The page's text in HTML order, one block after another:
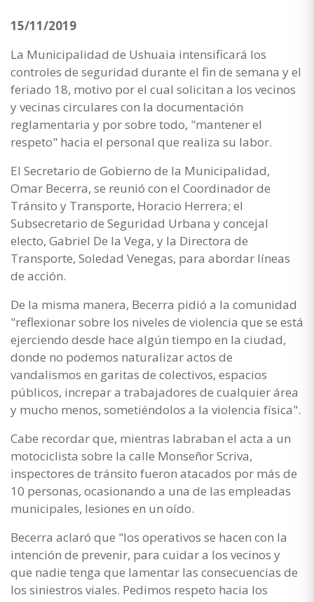
15/11/2019
La Municipalidad de Ushuaia intensificará los
controles de seguridad durante el fin de semana y el
feriado 18, motivo por el cual solicitan a los vecinos
y vecinas circulares con la documentación
reglamentaria y por sobre todo, "mantener el
respeto" hacia el personal que realiza su labor.
El Secretario de Gobierno de la Municipalidad,
Omar Becerra, se reunió con el Coordinador de
Tránsito y Transporte, Horacio Herrera; el
Subsecretario de Seguridad Urbana y concejal
electo, Gabriel De la Vega, y la Directora de
Transporte, Soledad Venegas, para abordar líneas
de acción.
De la misma manera, Becerra pidió a la comunidad
"reflexionar sobre los niveles de violencia que se está
ejerciendo desde hace algún tiempo en la ciudad,
donde no podemos naturalizar actos de
vandalismos en garitas de colectivos, espacios
públicos, increpar a trabajadores de cualquier área
y mucho menos, sometiéndolos a la violencia física".
Cabe recordar que, mientras labraban el acta a un
motociclista sobre la calle Monseñor Scriva,
inspectores de tránsito fueron atacados por más de
10 personas, ocasionando a una de las empleadas
municipales, lesiones en un oído.
Becerra aclaró que "los operativos se hacen con la
intención de prevenir, para cuidar a los vecinos y
que nadie tenga que lamentar las consecuencias de
los siniestros viales. Pedimos respeto hacia los